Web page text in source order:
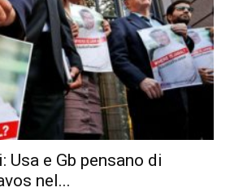
Usa e Gb pensano di
nel...